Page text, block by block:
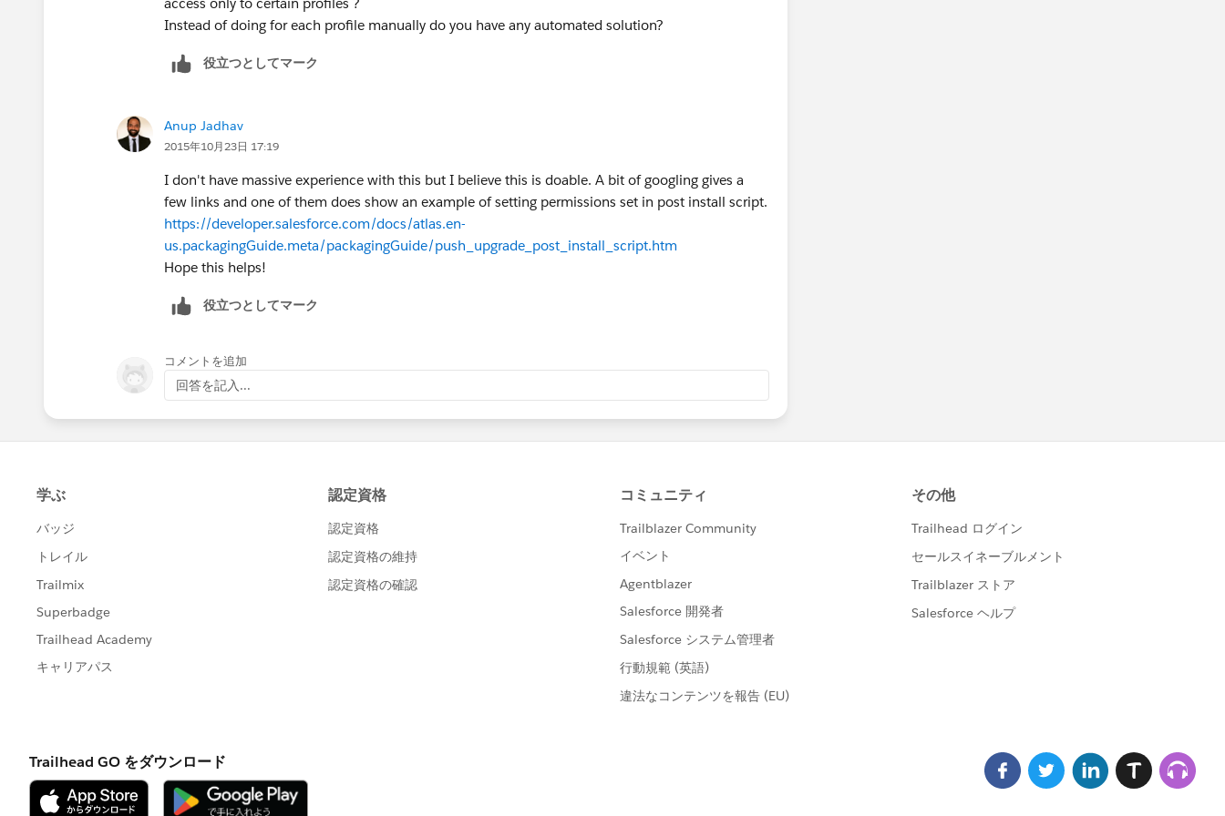
Instead of doing for each profile manually do you have any automated solution?
役立つとしてマーク
Anup Jadhav
2015年10月23日 17:19
I don't have massive experience with this but I believe this is doable. A bit of googling gives a
few links and one of them does show an example of setting permissions set in post install script.
https://developer.salesforce.com/docs/atlas.en-
us.packagingGuide.meta/packagingGuide/push_upgrade_post_install_script.htm
Hope this helps!
役立つとしてマーク
コメントを追加
回答を記入...